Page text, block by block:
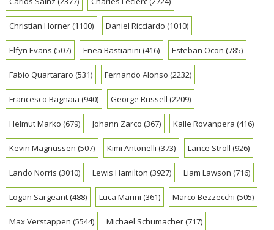
Christian Horner(1100) Daniel Ricciardo (1010)
Elfyn Evans (507) Enea Bastianini (416) Esteban Ocon (785)
Fabio Quartararo (531) Fernando Alonso (2232)
Francesco Bagnaia (940) George Russell (2209)
Helmut Marko (679) Johann Zarco (367) Kalle Rovanpera (416)
Kevin Magnussen (507) Kimi Antonelli (373) Lance Stroll (926)
Lando Norris (3010) Lewis Hamilton (3927) Liam Lawson (716)
Logan Sargeant(488) Luca Marini (361) Marco Bezzecchi (505)
Max Verstappen (5544) Michael Schumacher(717)